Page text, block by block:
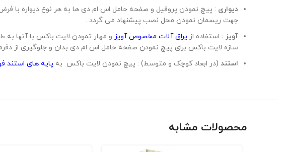
دیواری : پیچ نمودن پروفیل و صفحه حامل اس ام دی ها به هر نوع دیواره با
جهت ریسمان نمودن محل نصب پیشنهاد می گردد .
آویز : استفاده از یراق آلات مخصوص آویز و مهار تمودن لایت باکس با آنها
سازه لایت باکس برای پیچ نمودن صفحه حامل اس ام دی بدان و جلوگیری از
استند (در ابعاد کوچک و متوسط) : پیچ نمودن لایت باکس به پایه های استند
محصولات مشابه